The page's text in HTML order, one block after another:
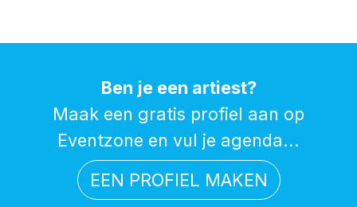
Ben je een artiest?
Maak een gratis profiel aan op
Eventzone en vul je agenda...
EEN PROFIEL MAKEN